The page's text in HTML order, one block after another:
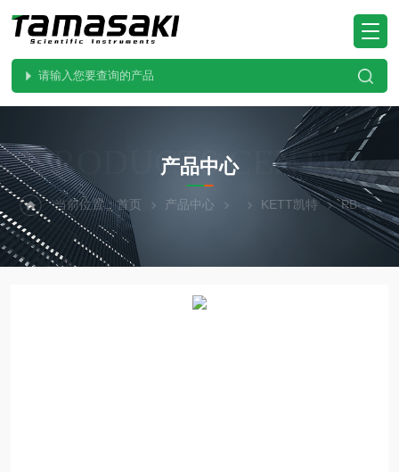
PRODUCTS CENTER
产品中心
当前位置：首页 产品中心 KETT凯特 PB-3111跨境精品 大米水分仪 日本KETT凯特